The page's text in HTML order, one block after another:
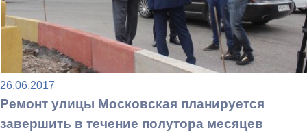
26.06.2017
Ремонт улицы Московская планируется
завершить в течение полутора месяцев